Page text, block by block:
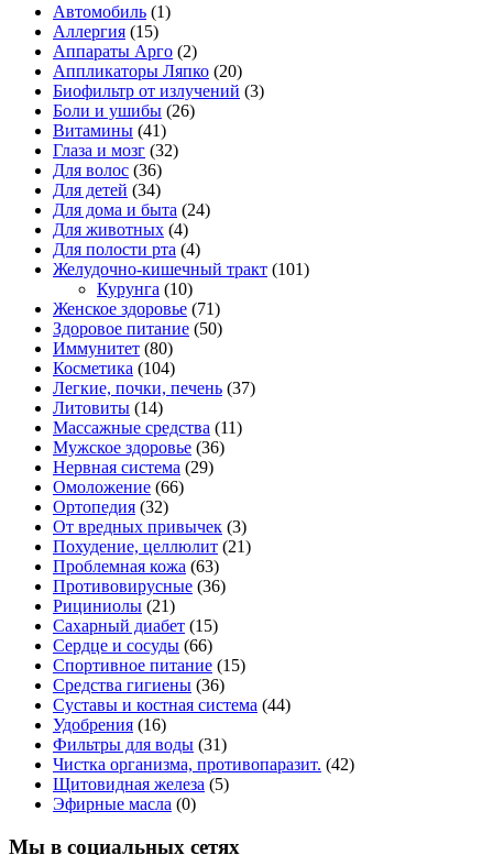
Автомобиль (1)
Аллергия (15)
Аппараты Арго (2)
Аппликаторы Ляпко (20)
Биофильтр от излучений (3)
Боли и ушибы (26)
Витамины (41)
Глаза и мозг (32)
Для волос (36)
Для детей (34)
Для дома и быта (24)
Для животных (4)
Для полости рта (4)
Желудочно-кишечный тракт (101)
Курунга (10)
Женское здоровье (71)
Здоровое питание (50)
Иммунитет (80)
Косметика (104)
Легкие, почки, печень (37)
Литовиты (14)
Массажные средства (11)
Мужское здоровье (36)
Нервная система (29)
Омоложение (66)
Ортопедия (32)
От вредных привычек (3)
Похудение, целлюлит (21)
Проблемная кожа (63)
Противовирусные (36)
Рициниолы (21)
Сахарный диабет (15)
Сердце и сосуды (66)
Спортивное питание (15)
Средства гигиены (36)
Суставы и костная система (44)
Удобрения (16)
Фильтры для воды (31)
Чистка организма, противопаразит. (42)
Щитовидная железа (5)
Эфирные масла (0)
Мы в социальных сетях